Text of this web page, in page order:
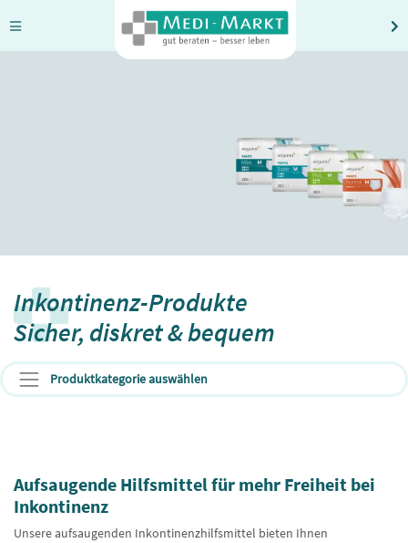
Inkontinenz-Produkte
Sicher, diskret & bequem
Produktkategorie auswählen
Aufsaugende Hilfsmittel für mehr Freiheit bei
Inkontinenz
Unsere aufsaugenden Inkontinenzhilfsmittel bieten Ihnen